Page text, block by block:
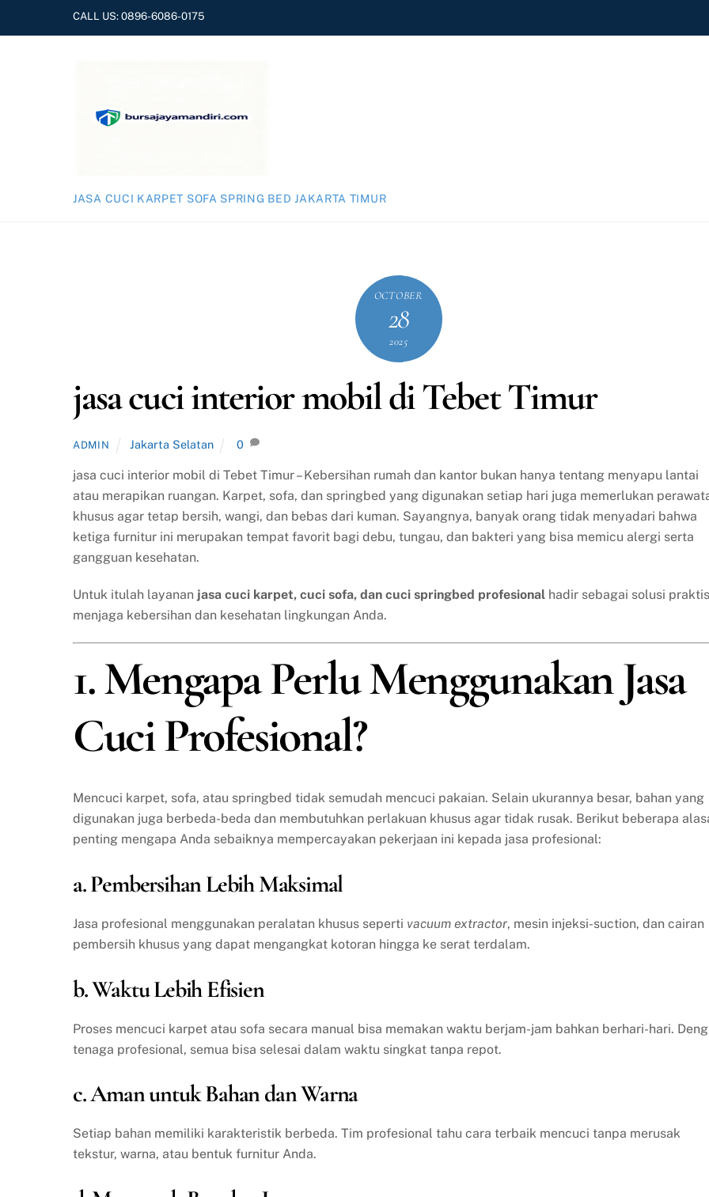
CALL US:0896-6086-0175
JASA CUCI KARPET SOFA SPRING BED JAKARTA TIMUR
OCTOBER
28
2025
jasa cuci interior mobil di Tebet Timur
ADMIN Jakarta Selatan 0
jasa cuci interior mobil di Tebet Timur – Kebersihan rumah dan kantor bukan hanya tentang menyapu lantai
atau merapikan ruangan. Karpet, sofa, dan springbed yang digunakan setiap hari juga memerlukan
khusus agar tetap bersih, wangi, dan bebas dari kuman. Sayangnya, banyak orang tidak menyadari bahwa
ketiga furnitur ini merupakan tempat favorit bagi debu, tungau, dan bakteri yang bisa memicu alergi serta
gangguan kesehatan.
Untuk itulah layanan jasa cuci karpet, cuci sofa, dan cuci springbed profesional hadir sebagai solusi praktis
menjaga kebersihan dan kesehatan lingkungan Anda.
1. Mengapa Perlu Menggunakan Jasa
Cuci Profesional?
Mencuci karpet, sofa, atau springbed tidak semudah mencuci pakaian. Selain ukurannya besar, bahan yang
digunakan juga berbeda-beda dan membutuhkan perlakuan khusus agar tidak rusak. Berikut beberapa
penting mengapa Anda sebaiknya mempercayakan pekerjaan ini kepada jasa profesional:
a. Pembersihan Lebih Maksimal
Jasa profesional menggunakan peralatan khusus seperti vacuum extractor, mesin injeksi-suction, dan cairan
pembersih khusus yang dapat mengangkat kotoran hingga ke serat terdalam.
b. Waktu Lebih Efisien
Proses mencuci karpet atau sofa secara manual bisa memakan waktu berjam-jam bahkan berhari-hari.
tenaga profesional, semua bisa selesai dalam waktu singkat tanpa repot.
c. Aman untuk Bahan dan Warna
Setiap bahan memiliki karakteristik berbeda. Tim profesional tahu cara terbaik mencuci tanpa merusak
tekstur, warna, atau bentuk furnitur Anda.